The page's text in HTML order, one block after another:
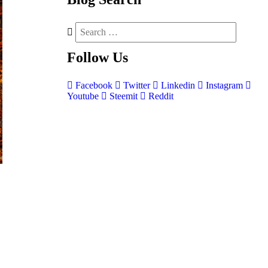
Follow Us
Facebook Twitter Linkedin
Instagram
Youtube
Steemit Reddit